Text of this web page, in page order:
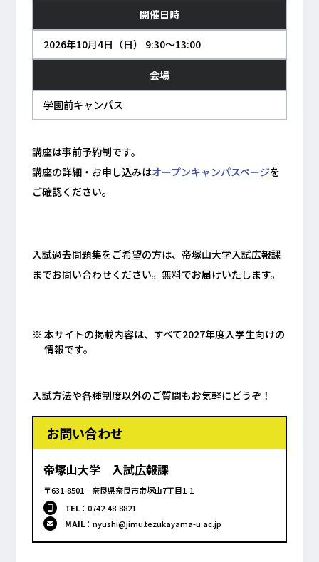
開催日時
2026年10月4日（日） 9:30～13:00
会場
学園前キャンパス
講座は事前予約制です。
講座の詳細・お申し込みはオープンキャンパスページを
ご確認ください。
入試過去問題集をご希望の方は、帝塚山大学入試広報課
までお問い合わせください。無料でお届けいたします。
本サイトの掲載内容は、すべて2027年度入学生向けの
情報です。
入試方法や各種制度以外のご質問もお気軽にどうぞ！
お問い合わせ
帝塚山大学 入試広報課
〒631-8501 奈良県奈良市帝塚山7丁目1-1
TEL：0742-48-8821
MAIL：nyushi@jimu.tezukayama-u.ac.jp